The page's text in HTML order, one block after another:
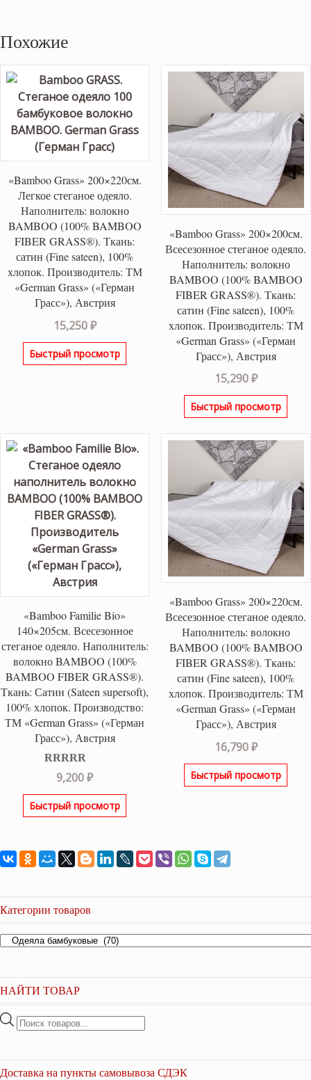
Похожие
«Bamboo Grass» 200×220см.
Легкое стеганое одеяло.
Наполнитель: волокно
BAMBOO (100% BAMBOO
FIBER GRASS®). Ткань:
сатин (Fine sateen), 100%
хлопок. Производитель: ТМ
«German Grass» («Герман
Грасс»), Австрия
15,250₽
Быстрый просмотр
«Bamboo Grass» 200×200см.
Всесезонное стеганое одеяло.
Наполнитель: волокно
BAMBOO (100% BAMBOO
FIBER GRASS®). Ткань:
сатин (Fine sateen), 100%
хлопок. Производитель: ТМ
«German Grass» («Герман
Грасс»), Австрия
15,290₽
Быстрый просмотр
«Bamboo Familie Bio»
140×205см. Всесезонное
стеганое одеяло. Наполнитель:
волокно BAMBOO (100%
BAMBOO FIBER GRASS®).
Ткань: Сатин (Sateen supersoft),
100% хлопок. Производство:
ТМ «German Grass» («Герман
Грасс»), Австрия
Оценка 5.00
из 5
9,200₽
Быстрый просмотр
«Bamboo Grass» 200×220см.
Всесезонное стеганое одеяло.
Наполнитель: волокно
BAMBOO (100% BAMBOO
FIBER GRASS®). Ткань:
сатин (Fine sateen), 100%
хлопок. Производитель: ТМ
«German Grass» («Герман
Грасс»), Австрия
16,790₽
Быстрый просмотр
Категории товаров
НАЙТИ ТОВАР
Поиск
Доставка на пункты самовывоза СДЭК